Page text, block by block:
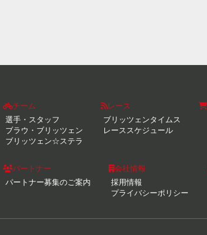
チーム
選手・スタッフ
ブラウ・ブリッツェン
ブリッツェン☆ステラ
レース
ブリッツェンタイムス
レーススケジュール
パートナー
パートナー募集のご案内
会社情報
採用情報
プライバシーポリシー